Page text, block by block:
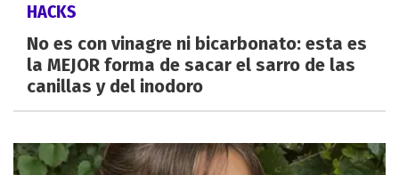
HACKS
No es con vinagre ni bicarbonato: esta es
la MEJOR forma de sacar el sarro de las
canillas y del inodoro